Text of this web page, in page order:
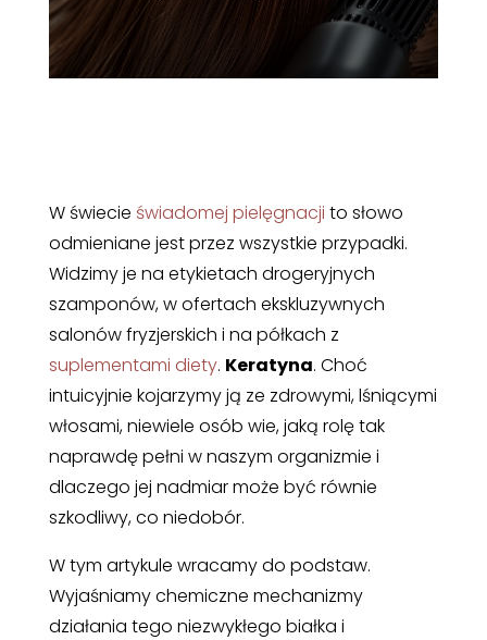
W świecie świadomej pielęgnacji to słowo
odmieniane jest przez wszystkie przypadki.
Widzimy je na etykietach drogeryjnych
szamponów, w ofertach ekskluzywnych
salonów fryzjerskich i na półkach z
suplementami diety. Keratyna. Choć
intuicyjnie kojarzymy ją ze zdrowymi, lśniącymi
włosami, niewiele osób wie, jaką rolę tak
naprawdę pełni w naszym organizmie i
dlaczego jej nadmiar może być równie
szkodliwy, co niedobór.
W tym artykule wracamy do podstaw.
Wyjaśniamy chemiczne mechanizmy
działania tego niezwykłego białka i